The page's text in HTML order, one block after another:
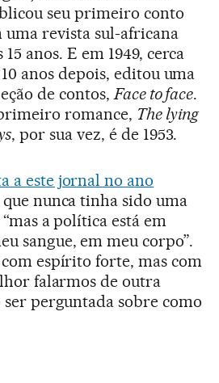
seu primeiro conto
uma revista sul-africana
15 anos. E em 1949, cerca
anos depois, editou uma
de contos,Face to face.
romance, The lying
, por sua vez, é de 1953.
a este jornal no ano
nunca tinha sido uma
a política está em
sangue, em meu corpo”.
com espírito forte, mas com
falarmos de outra
ser perguntada sobre como